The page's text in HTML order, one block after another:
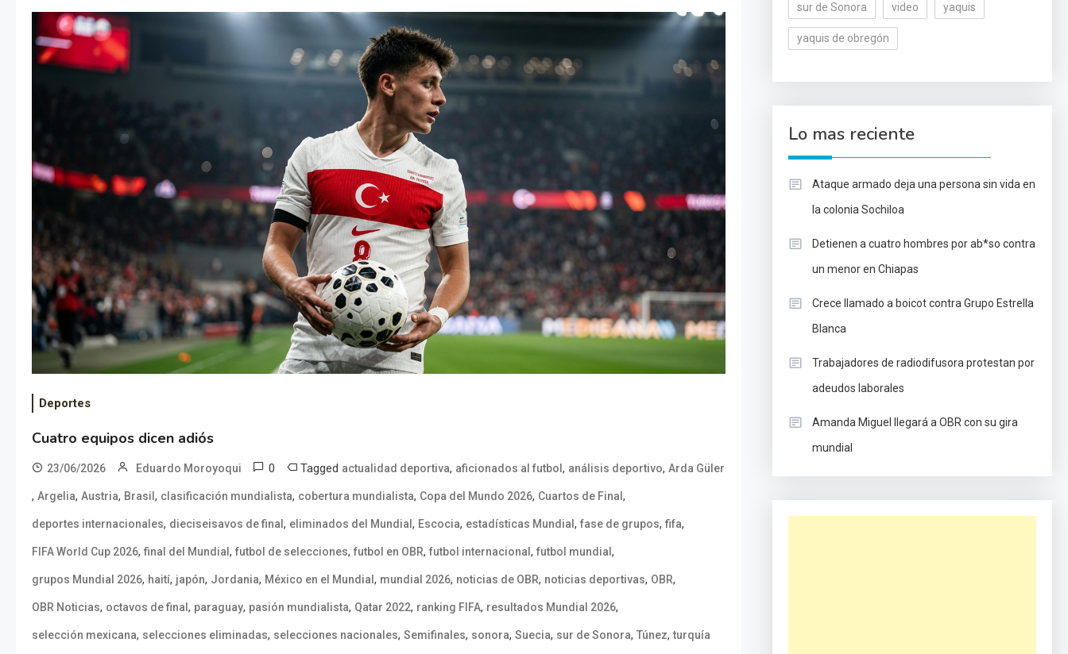
Deportes
Cuatro equipos dicen adiós
23/06/2026 Eduardo Moroyoqui 0 Tagged actualidad deportiva, aficionados al futbol , análisis deportivo, Arda Güler
, Argelia, Austria, Brasil , clasificación mundialista, cobertura mundialista, Copa del Mundo 2026, Cuartos de Final ,
deportes internacionales, dieciseisavos de final , eliminados del Mundial , Escocia, estadísticas Mundial , fase de grupos, fifa,
FIFA World Cup 2026, final del Mundial , futbol de selecciones, futbol en OBR, futbol internacional , futbol mundial ,
grupos Mundial 2026, haití, japón, Jordania, México en el Mundial , mundial 2026, noticias de OBR, noticias deportivas, OBR,
OBR Noticias, octavos de final , paraguay, pasión mundialista, Qatar 2022, ranking FIFA, resultados Mundial 2026,
selección mexicana, selecciones eliminadas, selecciones nacionales, Semifinales, sonora, Suecia, sur de Sonora, Túnez,turquía
sur de Sonora video yaquis
yaquis de obregón
Lo mas reciente
Ataque armado deja una persona sin vida en
la colonia Sochiloa
Detienen a cuatro hombres por ab*so contra
un menor en Chiapas
Crece llamado a boicot contra Grupo Estrella
Blanca
Trabajadores de radiodifusora protestan por
adeudos laborales
Amanda Miguel llegará a OBR con su gira
mundial